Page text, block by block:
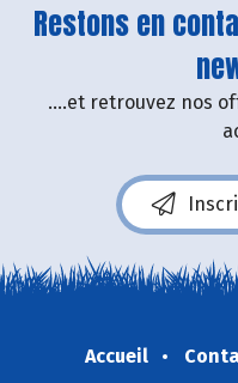
Restons en
....et retrouvez nos
Accueil